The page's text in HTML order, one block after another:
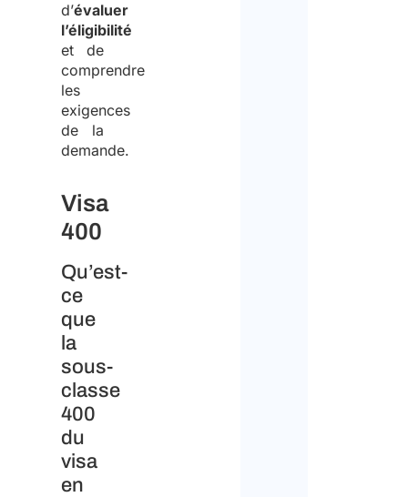
d’évaluer
l’éligibilité
et de
comprendre
les
exigences
de la
demande.
Visa
400
Qu’est-
ce
que
la
sous-
classe
400
du
visa
en